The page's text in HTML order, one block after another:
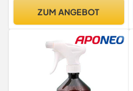
Repellent zur Abwehr von
ZUM ANGEBOT